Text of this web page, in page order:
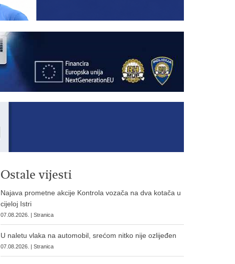
Ostale vijesti
Najava prometne akcije Kontrola vozača na dva kotača u
cijeloj Istri
07.08.2026. | Stranica
U naletu vlaka na automobil, srećom nitko nije ozlijeđen
07.08.2026. | Stranica